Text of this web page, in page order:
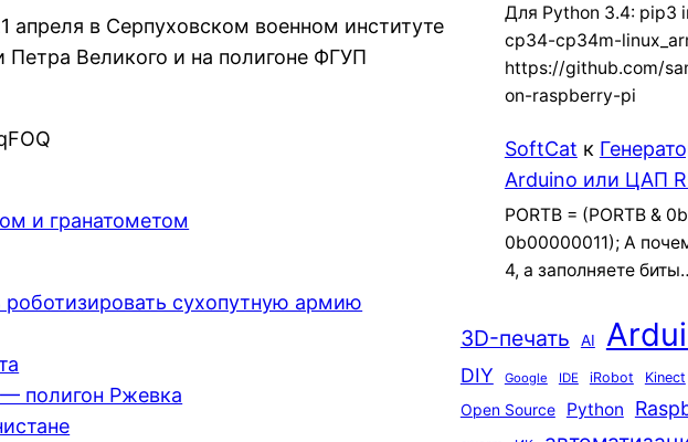
апреля в Серпуховском военном институте
Великого и на полигоне ФГУП
и гранатометом
сухопутную армию
полигон Ржевка
Для Python 3.4: pip3
cp34-cp34m-
https://github.com/
on-raspberry-pi
SoftCat к
Arduino или ЦАП
PORTB = (PORTB &
0b00000011); А
4, а заполняете
3D-печать AI
DIY Google IDE iRobot Kinect
Open Source Python